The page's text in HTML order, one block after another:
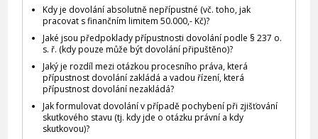
Kdy je dovolání absolutně nepřípustné (vč. toho, jak
pracovat s finančním limitem 50.000,- Kč)?
Jaké jsou předpoklady přípustnosti dovolání podle § 237 o.
s. ř. (kdy pouze může být dovolání připuštěno)?
Jaký je rozdíl mezi otázkou procesního práva, která
přípustnost dovolání zakládá a vadou řízení, která
přípustnost dovolání nezakládá?
Jak formulovat dovolání v případě pochybení při zjišťování
skutkového stavu (tj. kdy jde o otázku právní a kdy
skutkovou)?